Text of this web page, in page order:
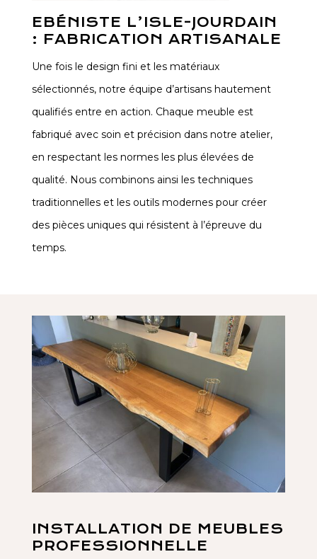
EBÉNISTE L’ISLE-JOURDAIN
: FABRICATION ARTISANALE
Une fois le design fini et les matériaux
sélectionnés, notre équipe d’artisans hautement
qualifiés entre en action. Chaque meuble est
fabriqué avec soin et précision dans notre atelier,
en respectant les normes les plus élevées de
qualité. Nous combinons ainsi les techniques
traditionnelles et les outils modernes pour créer
des pièces uniques qui résistent à l’épreuve du
temps.
INSTALLATION DE MEUBLES
PROFESSIONNELLE